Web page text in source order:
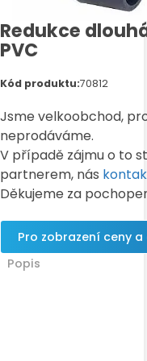
Redukce
PVC
Kód produktu:70812
Jsme velkoobchod,
neprodáváme.
V případě zájmu o to
partnerem, nás
Děkujeme za
Pro zobrazení ceny
Popis